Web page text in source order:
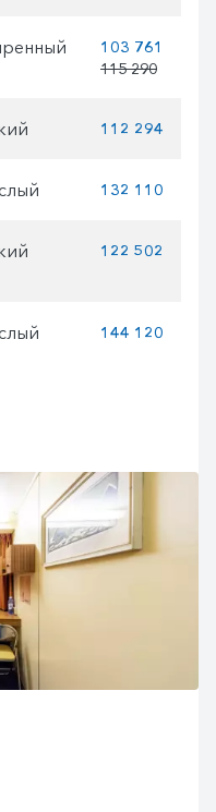
103 761
115 290
112 294
132 110
122 502
144 120